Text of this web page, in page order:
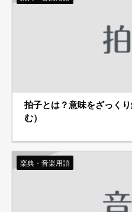
拍子とは？意味をざっく
む）
楽典・音楽用語